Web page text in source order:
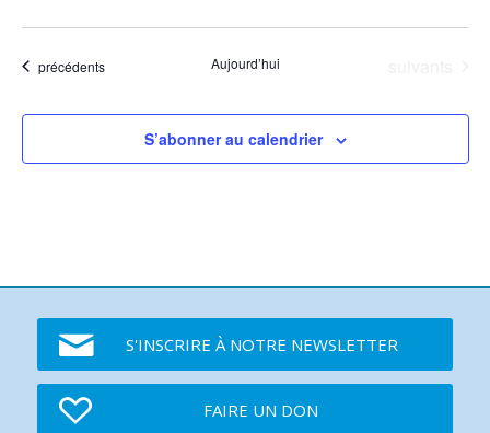
Événements
précédents Aujourd’hui
S’abonner au calendrier
S'INSCRIRE À NOTRE NEWSLETTER
FAIRE UN DON